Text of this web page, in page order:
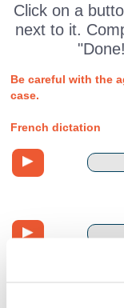
Click on a
next to it.
Be careful with the
case.
French dictation